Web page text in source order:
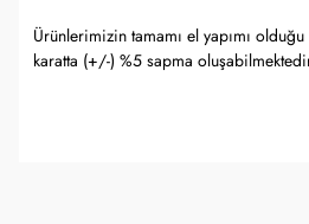
Ürünlerimizin tamamı el yapımı
karatta (+/-) %5 sapma